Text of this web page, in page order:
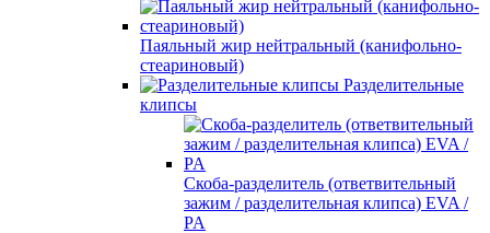
Паяльный жир нейтральный (канифольно-
стеариновый)
Разделительные
клипсы
Скоба-разделитель (ответвительный
зажим / разделительная клипса) EVA /
PA